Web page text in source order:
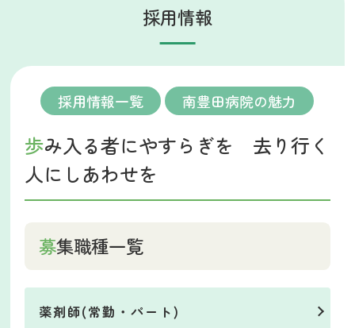
採用情報
採用情報一覧 南豊田病院の魅力
歩み入る者にやすらぎを 去り行く
人にしあわせを
募集職種一覧
薬剤師(常勤・パート)